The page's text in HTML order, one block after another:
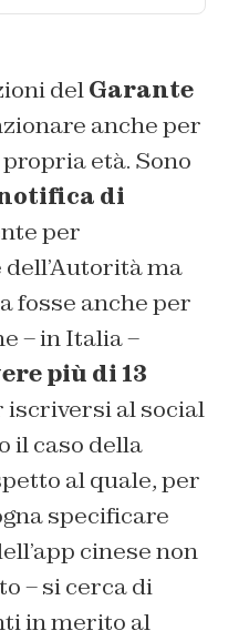
delGarante
anche per
età. Sono
di
per
ma
fosse anche per
– in Italia –
più di 13
iscriversi al social
il caso della
al quale, per
specificare
cinese non
– si cerca di
in merito al